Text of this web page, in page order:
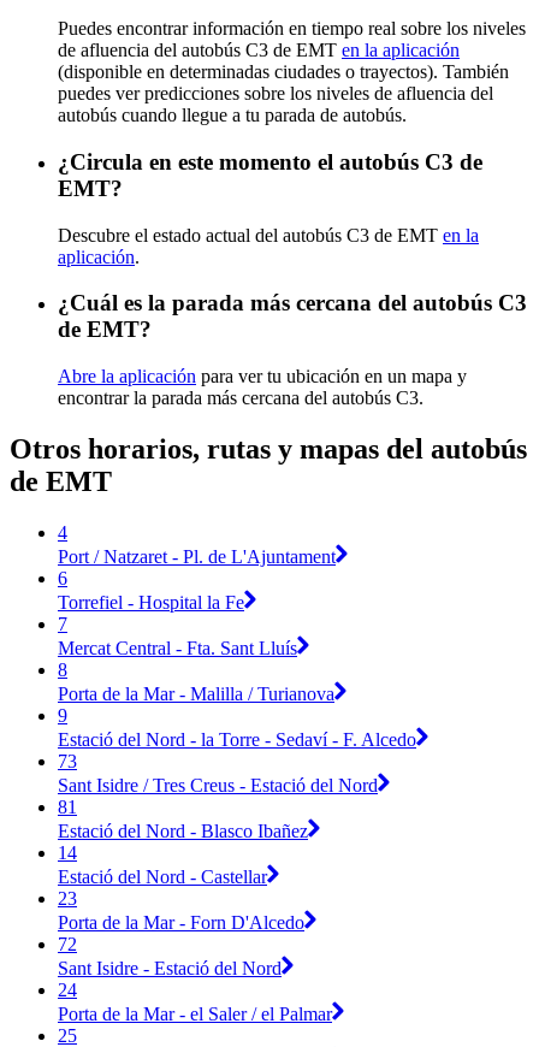
Puedes encontrar información en tiempo real sobre los niveles
de afluencia del autobús C3 de EMT en la aplicación
(disponible en determinadas ciudades o trayectos). También
puedes ver predicciones sobre los niveles de afluencia del
autobús cuando llegue a tu parada de autobús.
¿Circula en este momento el autobús C3 de
EMT?
Descubre el estado actual del autobús C3 de EMT en la
aplicación.
¿Cuál es la parada más cercana del autobús C3
de EMT?
Abre la aplicación para ver tu ubicación en un mapa y
encontrar la parada más cercana del autobús C3.
Otros horarios, rutas y mapas del autobús
de EMT
4
Port / Natzaret - Pl. de L'Ajuntament
6
Torrefiel - Hospital la Fe
7
Mercat Central - Fta. Sant Lluís
8
Porta de la Mar - Malilla / Turianova
9
Estació del Nord - la Torre - Sedaví - F. Alcedo
73
Sant Isidre / Tres Creus - Estació del Nord
81
Estació del Nord - Blasco Ibañez
14
Estació del Nord - Castellar
23
Porta de la Mar - Forn D'Alcedo
72
Sant Isidre - Estació del Nord
24
Porta de la Mar - el Saler / el Palmar
25